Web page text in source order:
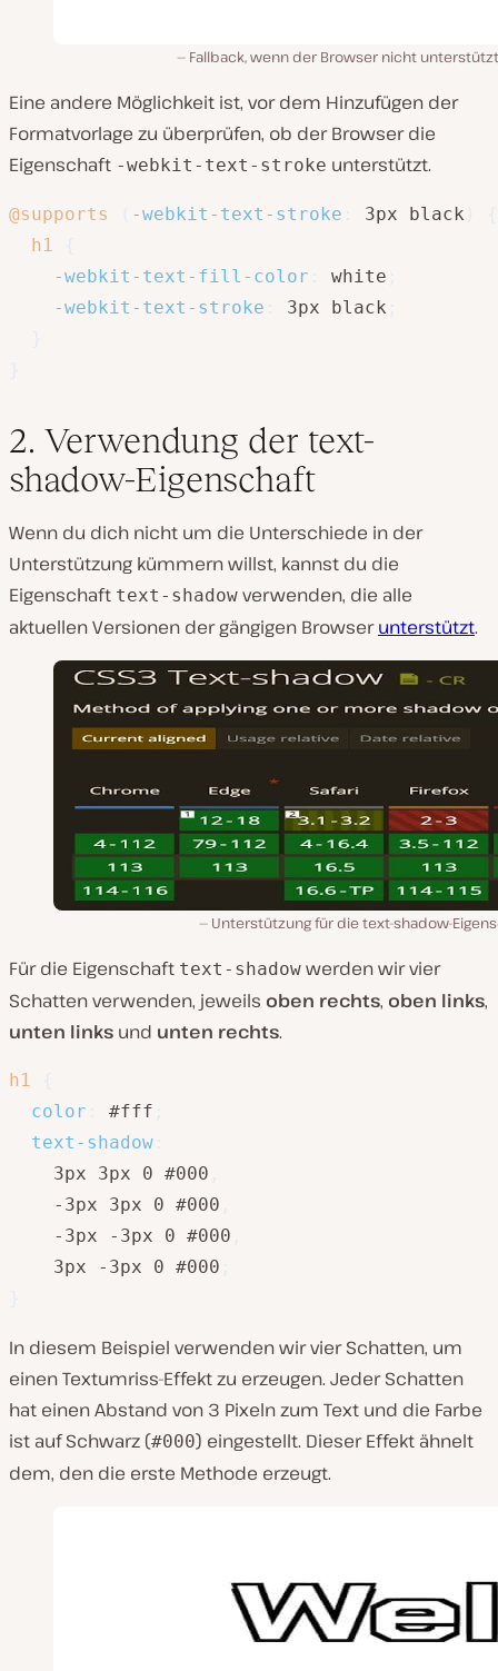
Fallback, wenn der Browser nicht
Eine andere Möglichkeit ist, vor dem Hinzufügen der
Formatvorlage zu überprüfen, ob der Browser die
Eigenschaft -webkit-text-stroke unterstützt.
@supports -webkit-text-stroke 3px black
h1
-webkit-text-fill-color
white
-webkit-text-stroke
3px black
2. Verwendung der text-
shadow-Eigenschaft
Wenn du dich nicht um die Unterschiede in der
Unterstützung kümmern willst, kannst du die
Eigenschaft text-shadow verwenden, die alle
aktuellen Versionen der gängigen Browserunterstützt.
Unterstützung für die text-shadow-
Für die Eigenschaft text-shadow werden wir vier
Schatten verwenden, jeweils oben rechts, oben links,
unten links und unten rechts.
h1
color
#fff
text-shadow
    3px 3px 0 #000
    -3px 3px 0 #000
    -3px -3px 0 #000
    3px -3px 0 #000
In diesem Beispiel verwenden wir vier Schatten, um
einen Textumriss-Effekt zu erzeugen. Jeder Schatten
hat einen Abstand von 3 Pixeln zum Text und die Farbe
ist auf Schwarz (#000) eingestellt. Dieser Effekt ähnelt
dem, den die erste Methode erzeugt.